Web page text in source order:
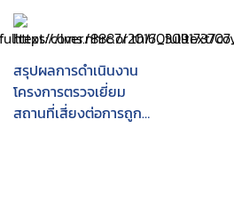
ประจำปีงบประมาณ พ.ศ.
2555
สรุปผลการดำเนินงาน
โครงการตรวจเยี่ยม
สถานที่เสี่ยงต่อการถูก